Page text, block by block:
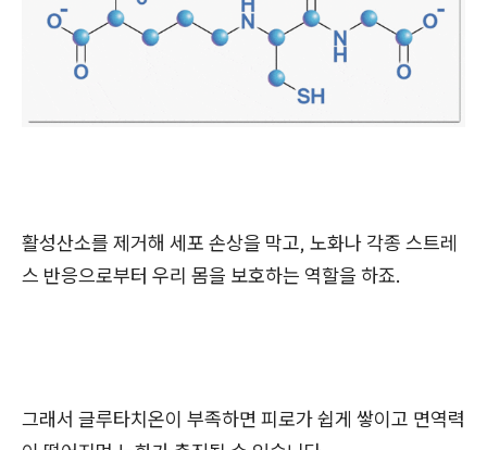
활성산소를 제거해 세포 손상을 막고, 노화나 각종 스트레
스 반응으로부터 우리 몸을 보호하는 역할을 하죠.
그래서 글루타치온이 부족하면 피로가 쉽게 쌓이고 면역력